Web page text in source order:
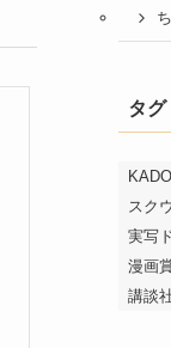
タグ
スク
実写
漫画
講談